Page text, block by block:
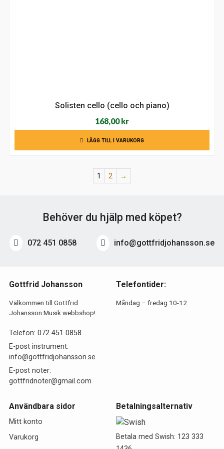
Solisten cello (cello och piano)
168,00kr
LÄGG TILL I VARUKORG
1 2 →
Behöver du hjälp med köpet?
072 451 0858 info@gottfridjohansson.se
Gottfrid Johansson
Välkommen till Gottfrid
Johansson Musik webbshop!
Telefon: 072 451 0858
E-post instrument:
info@gottfridjohansson.se
E-post noter:
gottfridnoter@gmail.com
Telefontider:
Måndag – fredag 10-12
Användbara sidor
Mitt konto
Varukorg
Betalningsalternativ
Betala med Swish: 123 333